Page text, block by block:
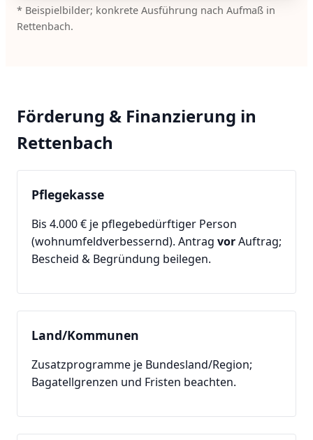
* Beispielbilder; konkrete Ausführung nach Aufmaß in
Rettenbach.
Förderung & Finanzierung in
Rettenbach
Pflegekasse
Bis 4.000 € je pflegebedürftiger Person
(wohnumfeldverbessernd). Antrag vorAuftrag;
Bescheid & Begründung beilegen.
Land/Kommunen
Zusatzprogramme je Bundesland/Region;
Bagatellgrenzen und Fristen beachten.